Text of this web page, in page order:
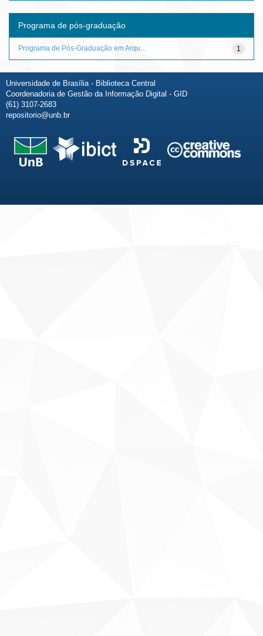
Programa de pós-graduação
1
Programa de Pós-Graduação em Arqu...
Universidade de Brasília - Biblioteca Central
Coordenadoria de Gestão da Informação Digital - GID
(61) 3107-2683
repositorio@unb.br